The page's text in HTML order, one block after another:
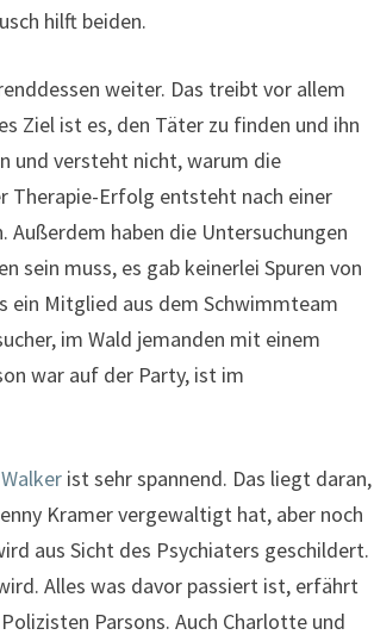
hilft beiden.
weiter. Das treibt vor allem
Ziel ist es, den Täter zu finden und ihn
und versteht nicht, warum die
Therapie-Erfolg entsteht nach einer
Außerdem haben die Untersuchungen
sein muss, es gab keinerlei Spuren von
ein Mitglied aus dem Schwimmteam
im Wald jemanden mit einem
war auf der Party, ist im
ist sehr spannend. Das liegt daran,
Kramer vergewaltigt hat, aber noch
aus Sicht des Psychiaters geschildert.
Alles was davor passiert ist, erfährt
Parsons. Auch Charlotte und